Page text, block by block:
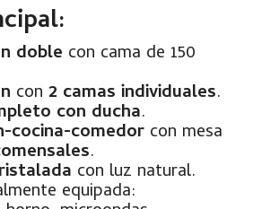
doble con cama de 150
con 2 camas individuales.
con ducha.
cocina-comedor con mesa
.
con luz natural.
equipada: